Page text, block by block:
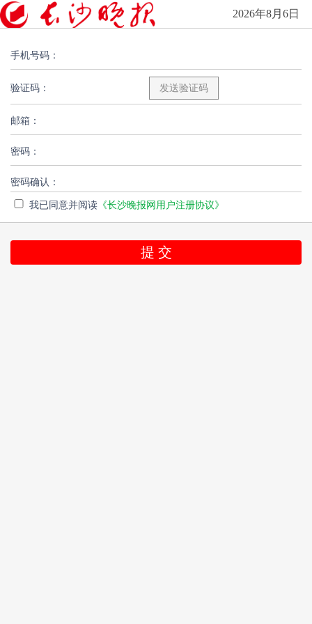
2026年8月6日
手机号码：
验证码：
邮箱：
密码：
密码确认：
我已同意并阅读 《长沙晚报网用户注册协议》
提 交